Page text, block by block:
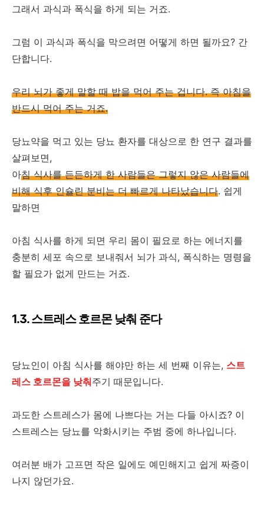
그래서 과식과 폭식을 하게 되는 거죠.
그럼 이 과식과 폭식을 막으려면 어떻게 하면 될까요? 간
단합니다.
우리 뇌가 좋게 말할 때 밥을 먹어 주는 겁니다. 즉 아침을
반드시 먹어 주는 거죠.
당뇨약을 먹고 있는 당뇨 환자를 대상으로 한 연구 결과를
살펴보면,
아침 식사를 든든하게 한 사람들은 그렇지 않은 사람들에
비해 식후 인슐린 분비는 더 빠르게 나타났습니다. 쉽게
말하면
아침 식사를 하게 되면 우리 몸이 필요로 하는 에너지를
충분히 세포 속으로 보내줘서 뇌가 과식, 폭식하는 명령을
할 필요가 없게 만드는 거죠.
1.3. 스트레스 호르몬 낮춰 준다
당뇨인이 아침 식사를 해야만 하는 세 번째 이유는, 스트
레스 호르몬을 낮춰주기 때문입니다.
과도한 스트레스가 몸에 나쁘다는 거는 다들 아시죠? 이
스트레스는 당뇨를 악화시키는 주범 중에 하나입니다.
여러분 배가 고프면 작은 일에도 예민해지고 쉽게 짜증이
나지 않던가요.